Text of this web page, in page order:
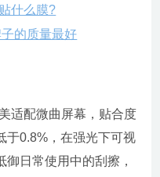
什么膜?
的质量最好
适配微曲屏幕，贴合度
于0.8%，在强光下可视
日常使用中的刮擦，